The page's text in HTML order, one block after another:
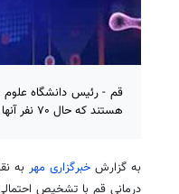
هستند که حال ۷۰ نفر آنها وخیم است.
به گزارش خبرگزاری مهر